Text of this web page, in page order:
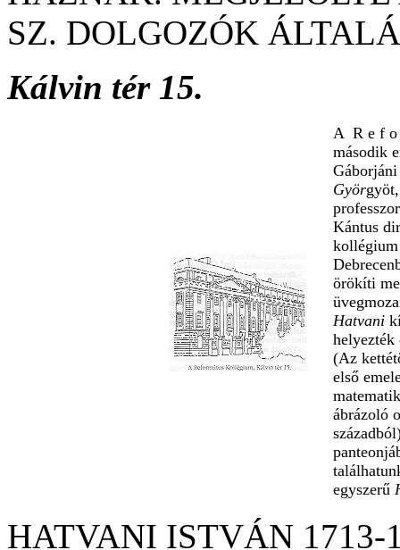
SZ. DOLGOZÓK
Kálvin tér 15.
A R e f o
második
Györ
Kántus
örökíti
Hatvani
(Az
első
ábrázoló
egyszerű
HATVANI ISTVÁN